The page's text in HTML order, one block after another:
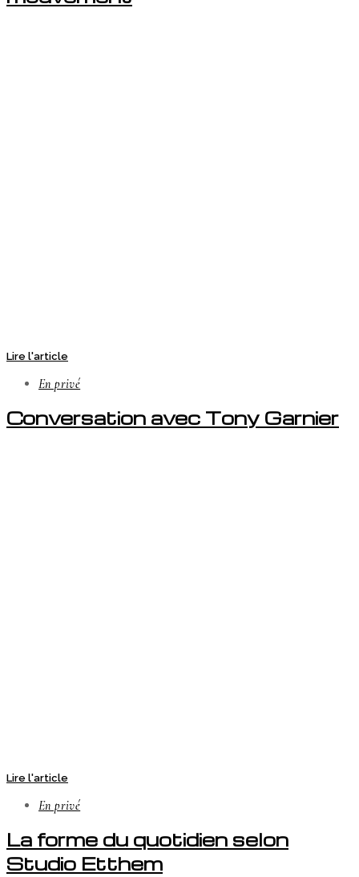
Lire l'article
En privé
Conversation avec Tony Garnier
Lire l'article
En privé
La forme du quotidien selon
Studio Etthem